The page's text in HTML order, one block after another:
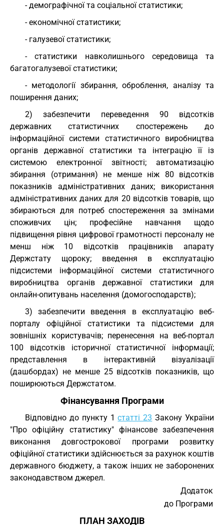
- демографічної та соціальної статистики;
- економічної статистики;
- галузевої статистики;
- статистики навколишнього середовища та
багатогалузевої статистики;
- методології збирання, оброблення, аналізу та
поширення даних;
2) забезпечити переведення 90 відсотків
державних статистичних спостережень до
інформаційної системи статистичного виробництва
органів державної статистики та інтеграцію її із
системою електронної звітності; автоматизацію
збирання (отримання) не менше ніж 80 відсотків
показників адміністративних даних; використання
адміністративних даних для 20 відсотків товарів, що
збираються для потреб спостереження за змінами
споживчих цін; професійне навчання щодо
підвищення рівня цифрової грамотності персоналу не
менш ніж 10 відсотків працівників апарату
Держстату щороку; введення в експлуатацію
підсистеми інформаційної системи статистичного
виробництва органів державної статистики для
онлайн-опитувань населення (домогосподарств);
3) забезпечити введення в експлуатацію веб-
порталу офіційної статистики та підсистеми для
зовнішніх користувачів; перенесення на веб-портал
100 відсотків історичної статистичної інформації;
представлення в інтерактивній візуалізації
(дашбордах) не менше 25 відсотків показників, що
поширюються Держстатом.
Фінансування Програми
Відповідно до пункту 1статті 23 Закону України
"Про офіційну статистику" фінансове забезпечення
виконання довгострокової програми розвитку
офіційної статистики здійснюється за рахунок коштів
державного бюджету, а також інших не заборонених
законодавством джерел.
Додаток
до Програми
ПЛАН ЗАХОДІВ